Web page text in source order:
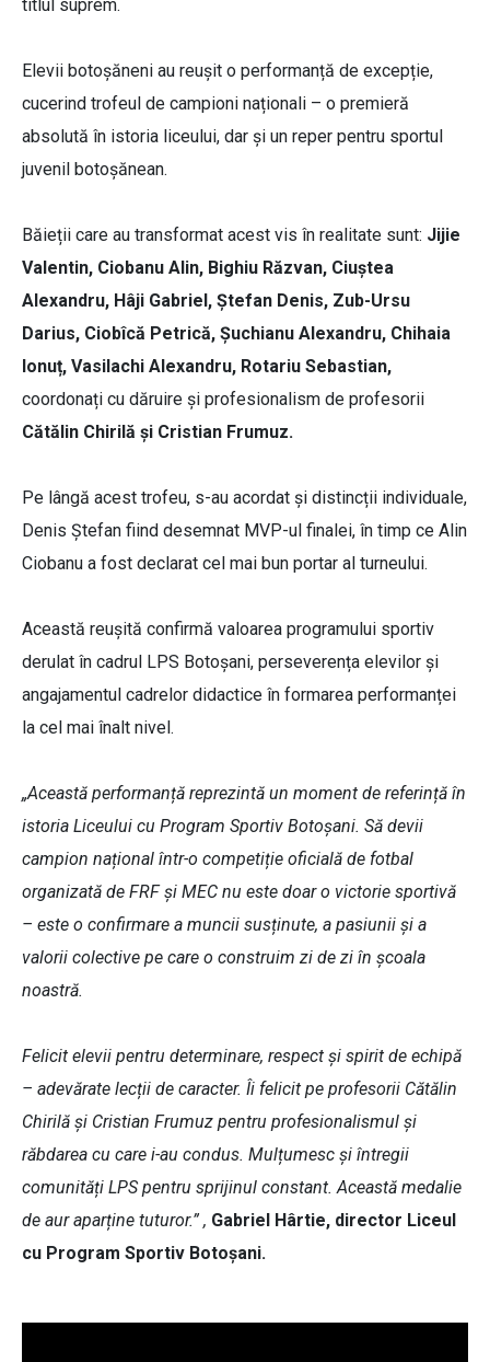
titlul suprem.
Elevii botoșăneni au reușit o performanță de excepție,
cucerind trofeul de campioni naționali – o premieră
absolută în istoria liceului, dar și un reper pentru sportul
juvenil botoșănean.
Băieții care au transformat acest vis în realitate sunt: Jijie
Valentin, Ciobanu Alin, Bighiu Răzvan, Ciuștea
Alexandru, Hâji Gabriel, Ștefan Denis, Zub-Ursu
Darius, Ciobîcă Petrică, Șuchianu Alexandru, Chihaia
Ionuț, Vasilachi Alexandru, Rotariu Sebastian,
coordonați cu dăruire și profesionalism de profesorii
Cătălin Chirilă și Cristian Frumuz.
Pe lângă acest trofeu, s-au acordat și distincții individuale,
Denis Ștefan fiind desemnat MVP-ul finalei, în timp ce Alin
Ciobanu a fost declarat cel mai bun portar al turneului.
Această reușită confirmă valoarea programului sportiv
derulat în cadrul LPS Botoșani, perseverența elevilor și
angajamentul cadrelor didactice în formarea performanței
la cel mai înalt nivel.
„Această performanță reprezintă un moment de referință în
istoria Liceului cu Program Sportiv Botoșani. Să devii
campion național într-o competiție oficială de fotbal
organizată de FRF și MEC nu este doar o victorie sportivă
– este o confirmare a muncii susținute, a pasiunii și a
valorii colective pe care o construim zi de zi în școala
noastră.
Felicit elevii pentru determinare, respect și spirit de echipă
– adevărate lecții de caracter. Îi felicit pe profesorii Cătălin
Chirilă și Cristian Frumuz pentru profesionalismul și
răbdarea cu care i-au condus. Mulțumesc și întregii
comunități LPS pentru sprijinul constant. Această medalie
de aur aparține tuturor.” , Gabriel Hârtie, director Liceul
cu Program Sportiv Botoșani.